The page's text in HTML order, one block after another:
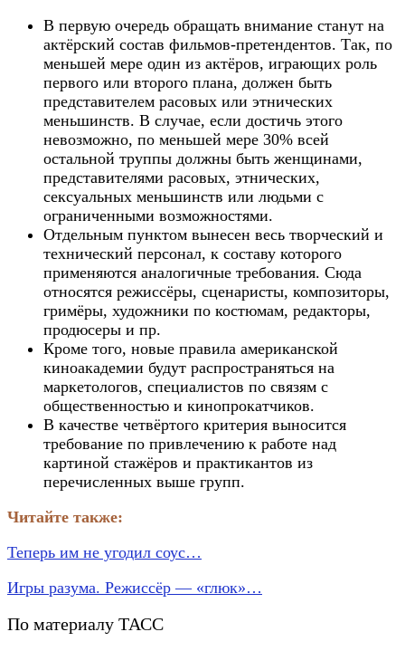
В первую очередь обращать внимание станут на
актёрский состав фильмов-претендентов. Так, по
меньшей мере один из актёров, играющих роль
первого или второго плана, должен быть
представителем расовых или этнических
меньшинств. В случае, если достичь этого
невозможно, по меньшей мере 30% всей
остальной труппы должны быть женщинами,
представителями расовых, этнических,
сексуальных меньшинств или людьми с
ограниченными возможностями.
Отдельным пунктом вынесен весь творческий и
технический персонал, к составу которого
применяются аналогичные требования. Сюда
относятся режиссёры, сценаристы, композиторы,
гримёры, художники по костюмам, редакторы,
продюсеры и пр.
Кроме того, новые правила американской
киноакадемии будут распространяться на
маркетологов, специалистов по связям с
общественностью и кинопрокатчиков.
В качестве четвёртого критерия выносится
требование по привлечению к работе над
картиной стажёров и практикантов из
перечисленных выше групп.
Читайте также:
Теперь им не угодил соус…
Игры разума. Режиссёр — «глюк»…
По материалу ТАСС